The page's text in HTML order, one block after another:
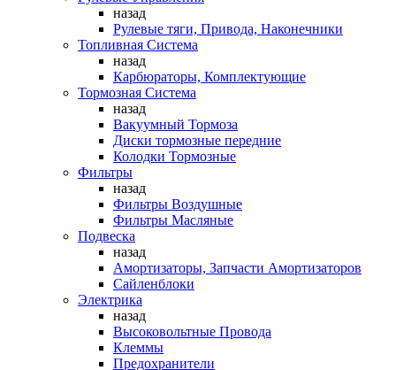
назад
Рулевые тяги, Привода, Наконечники
Топливная Система
назад
Карбюраторы, Комплектующие
Тормозная Система
назад
Вакуумный Тормоза
Диски тормозные передние
Колодки Тормозные
Фильтры
назад
Фильтры Воздушные
Фильтры Масляные
Подвеска
назад
Амортизаторы, Запчасти Амортизаторов
Сайленблоки
Электрика
назад
Высоковольтные Провода
Клеммы
Предохранители